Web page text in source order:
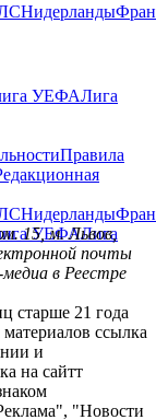
Нидерланды
УЕФАЛига
Правила
Нидерланды
УЕФАЛига
15, м. Львов,
почты
в Реестре
старше 21 года
ссылка
и
на сайтт
"Новости